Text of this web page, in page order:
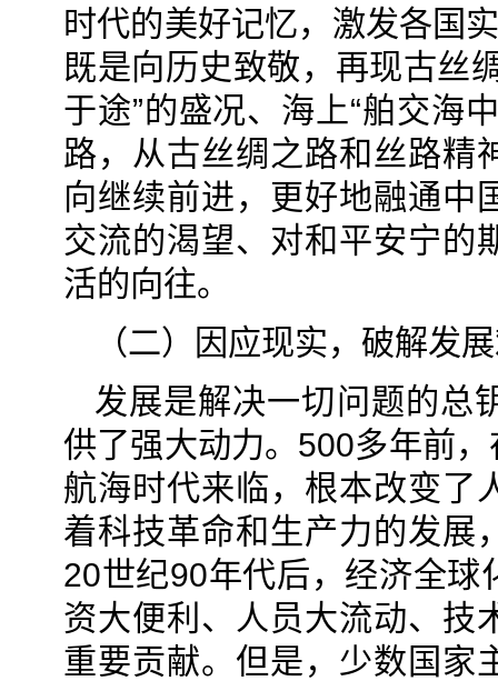
时代的美好记忆，激发各国
既是向历史致敬，再现古丝
于途”的盛况、海上“舶交海
路，从古丝绸之路和丝路精
向继续前进，更好地融通中
交流的渴望、对和平安宁的
活的向往。
（二）因应现实，破解发
发展是解决一切问题的总
供了强大动力。500多年前
航海时代来临，根本改变了
着科技革命和生产力的发展
20世纪90年代后，经济全球
资大便利、人员大流动、技
重要贡献。但是，少数国家